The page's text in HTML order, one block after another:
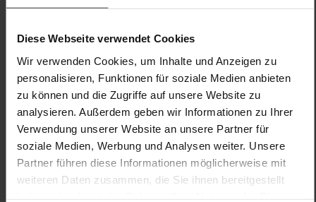
Diese Webseite verwendet Cookies
Wir verwenden Cookies, um Inhalte und Anzeigen zu
personalisieren, Funktionen für soziale Medien anbieten
zu können und die Zugriffe auf unsere Website zu
analysieren. Außerdem geben wir Informationen zu Ihrer
Verwendung unserer Website an unsere Partner für
soziale Medien, Werbung und Analysen weiter. Unsere
Partner führen diese Informationen möglicherweise mit
weiteren Daten zusammen, die Sie ihnen bereitgestellt
More
H